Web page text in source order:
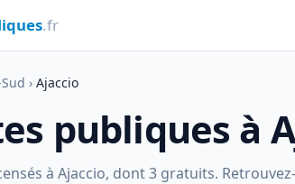
.fr
› Ajaccio
publiques à
à Ajaccio, dont 3 gratuits.